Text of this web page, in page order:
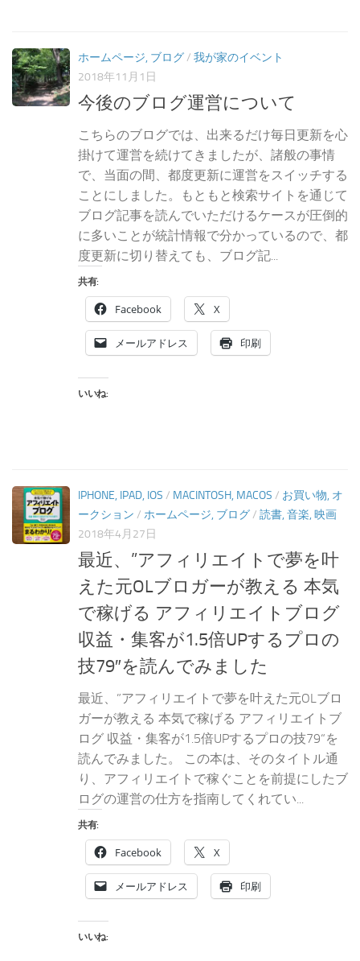
ホームページ, ブログ/ 我が家のイベント
2018年11月1日
今後のブログ運営について
こちらのブログでは、出来るだけ毎日更新を心
掛けて運営を続けてきましたが、諸般の事情
で、当面の間、都度更新に運営をスイッチする
ことにしました。もともと検索サイトを通じて
ブログ記事を読んでいただけるケースが圧倒的
に多いことが統計情報で分かっているので、都
度更新に切り替えても、ブログ記...
共有:
Facebook X
メールアドレス 印刷
いいね:
IPHONE, IPAD, IOS / MACINTOSH, MACOS / お買い物, オ
ークション / ホームページ, ブログ/ 読書, 音楽, 映画
2018年4月27日
最近、”アフィリエイトで夢を叶
えた元OLブロガーが教える 本気
で稼げる アフィリエイトブログ
収益・集客が1.5倍UPするプロの
技79″を読んでみました
最近、”アフィリエイトで夢を叶えた元OLブロ
ガーが教える 本気で稼げる アフィリエイトブ
ログ 収益・集客が1.5倍UPするプロの技79“を
読んでみました。 この本は、そのタイトル通
り、アフィリエイトで稼ぐことを前提にしたブ
ログの運営の仕方を指南してくれてい...
共有:
Facebook X
メールアドレス 印刷
いいね: